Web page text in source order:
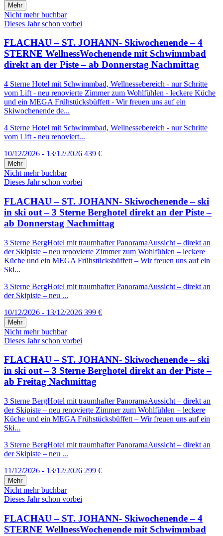
Mehr
Nicht mehr buchbar
Dieses Jahr schon vorbei
FLACHAU – ST. JOHANN- Skiwochenende – 4
STERNE WellnessWochenende mit Schwimmbad
direkt an der Piste – ab Donnerstag Nachmittag
4 Sterne Hotel mit Schwimmbad, Wellnessebereich - nur Schritte
vom Lift - neu renovierte Zimmer zum Wohlfühlen - leckere Küche
und ein MEGA Frühstücksbüffett - Wir freuen uns auf ein
Skiwochenende de...
4 Sterne Hotel mit Schwimmbad, Wellnessebereich - nur Schritte
vom Lift - neu renoviert...
10/12/2026 - 13/12/2026 439 €
Mehr
Nicht mehr buchbar
Dieses Jahr schon vorbei
FLACHAU – ST. JOHANN- Skiwochenende – ski
in ski out – 3 Sterne Berghotel direkt an der Piste –
ab Donnerstag Nachmittag
3 Sterne BergHotel mit traumhafter PanoramaAussicht – direkt an
der Skipiste – neu renovierte Zimmer zum Wohlfühlen – leckere
Küche und ein MEGA Frühstücksbüffett – Wir freuen uns auf ein
Ski...
3 Sterne BergHotel mit traumhafter PanoramaAussicht – direkt an
der Skipiste – neu ...
10/12/2026 - 13/12/2026 399 €
Mehr
Nicht mehr buchbar
Dieses Jahr schon vorbei
FLACHAU – ST. JOHANN- Skiwochenende – ski
in ski out – 3 Sterne Berghotel direkt an der Piste –
ab Freitag Nachmittag
3 Sterne BergHotel mit traumhafter PanoramaAussicht – direkt an
der Skipiste – neu renovierte Zimmer zum Wohlfühlen – leckere
Küche und ein MEGA Frühstücksbüffett – Wir freuen uns auf ein
Ski...
3 Sterne BergHotel mit traumhafter PanoramaAussicht – direkt an
der Skipiste – neu ...
11/12/2026 - 13/12/2026 299 €
Mehr
Nicht mehr buchbar
Dieses Jahr schon vorbei
FLACHAU – ST. JOHANN- Skiwochenende – 4
STERNE WellnessWochenende mit Schwimmbad